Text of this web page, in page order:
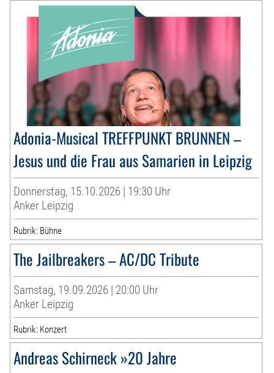
Adonia-Musical TREFFPUNKT BRUNNEN –
Jesus und die Frau aus Samarien in Leipzig
Donnerstag, 15.10.2026 | 19:30 Uhr
Anker Leipzig
Rubrik: Bühne
The Jailbreakers – AC/DC Tribute
Samstag, 19.09.2026 | 20:00 Uhr
Anker Leipzig
Rubrik: Konzert
Andreas Schirneck »20 Jahre